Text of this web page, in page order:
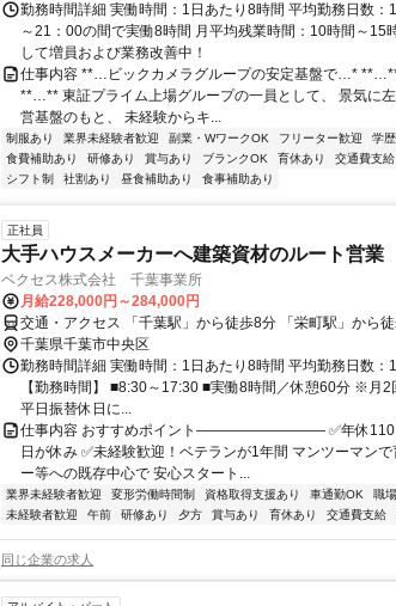
勤務時間詳細 実働時間：1日あたり8時間 平均勤務日数
～21：00の間で実働8時間 月平均残業時間：10時間～
して増員および業務改善中！
仕事内容 **…ビックカメラグループの安定基盤で…* **…**
**…** 東証プライム上場グループの一員として、 景気に
営基盤のもと、 未経験からキ...
制服あり 業界未経験者歓迎 副業・WワークOK フリーター歓迎 学
食費補助あり
研修あり 賞与あり ブランクOK 育休あり 交通費支給
シフト制
社割あり 昼食補助あり 食事補助あり
正社員
大手ハウスメーカーへ建築資材のルート営業
ベクセス株式会社 千葉事業所
月給228,000円～284,000円
交通・アクセス 「千葉駅」から徒歩8分 「栄町駅」から
千葉県千葉市中央区
勤務時間詳細 実働時間：1日あたり8時間 平均勤務日数：
【勤務時間】 ■8:30～17:30 ■実働8時間／休憩60分 ※月2
平日振替休日に...
仕事内容 おすすめポイント――――――――― ✅年休110
日が休み ✅未経験歓迎！ベテランが1年間 マンツーマン
ー等への既存中心で 安心スタート...
業界未経験者歓迎 変形労働時間制 資格取得支援あり 車通勤OK 職
未経験者歓迎
午前 研修あり 夕方 賞与あり 育休あり 交通費支給
同じ企業の求人